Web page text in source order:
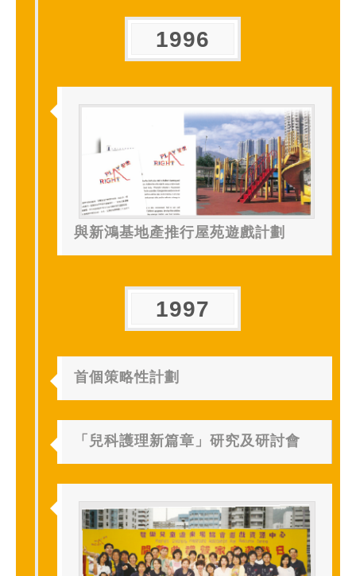
1996
與新鴻基地產推行屋苑遊戲計劃
1997
首個策略性計劃
「兒科護理新篇章」研究及研討會